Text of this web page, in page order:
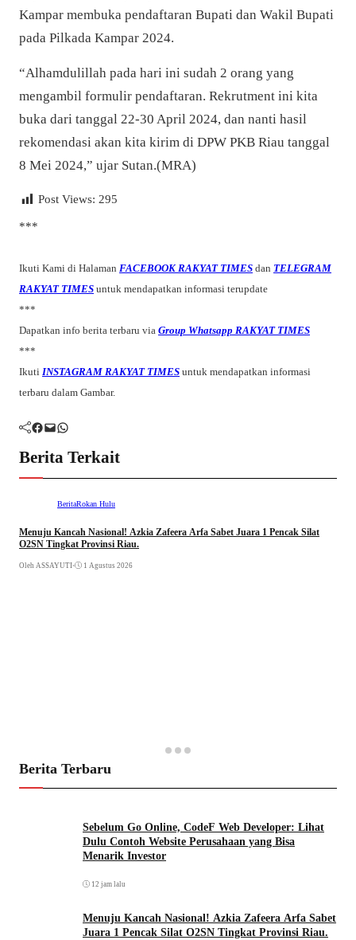
Kampar membuka pendaftaran Bupati dan Wakil Bupati
pada Pilkada Kampar 2024.
“Alhamdulillah pada hari ini sudah 2 orang yang
mengambil formulir pendaftaran. Rekrutment ini kita
buka dari tanggal 22-30 April 2024, dan nanti hasil
rekomendasi akan kita kirim di DPW PKB Riau tanggal
8 Mei 2024,” ujar Sutan.(MRA)
Post Views: 295
***
Ikuti Kami di Halaman FACEBOOK RAKYAT TIMES dan TELEGRAM
RAKYAT TIMES untuk mendapatkan informasi terupdate
***
Dapatkan info berita terbaru via Group Whatsapp RAKYAT TIMES
***
Ikuti INSTAGRAM RAKYAT TIMES untuk mendapatkan informasi
terbaru dalam Gambar.
Facebook Mail WhatsApp
Berita Terkait
BeritaRokan Hulu
Menuju Kancah Nasional! Azkia Zafeera Arfa Sabet Juara 1 Pencak Silat
O2SN Tingkat Provinsi Riau.
Oleh ASSAYUTI• 1 Agustus 2026
Berita Terbaru
Sebelum Go Online, CodeF Web Developer: Lihat
Dulu Contoh Website Perusahaan yang Bisa
Menarik Investor
12 jam lalu
Menuju Kancah Nasional! Azkia Zafeera Arfa Sabet
Juara 1 Pencak Silat O2SN Tingkat Provinsi Riau.